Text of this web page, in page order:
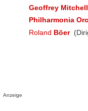
Geoffrey
Philharmonia
Roland Böer
Anzeige